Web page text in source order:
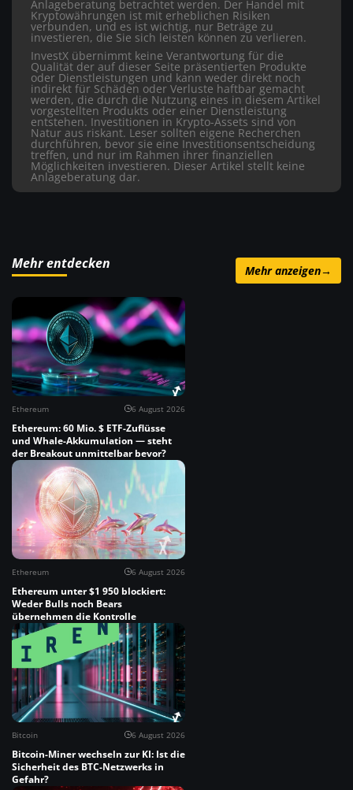
Anlageberatung betrachtet werden. Der Handel mit
Kryptowährungen ist mit erheblichen Risiken
verbunden, und es ist wichtig, nur Beträge zu
investieren, die Sie sich leisten können zu verlieren.
InvestX übernimmt keine Verantwortung für die
Qualität der auf dieser Seite präsentierten Produkte
oder Dienstleistungen und kann weder direkt noch
indirekt für Schäden oder Verluste haftbar gemacht
werden, die durch die Nutzung eines in diesem Artikel
vorgestellten Produkts oder einer Dienstleistung
entstehen. Investitionen in Krypto-Assets sind von
Natur aus riskant. Leser sollten eigene Recherchen
durchführen, bevor sie eine Investitionsentscheidung
treffen, und nur im Rahmen ihrer finanziellen
Möglichkeiten investieren. Dieser Artikel stellt keine
Anlageberatung dar.
Mehr entdecken Mehr anzeigen→
Ethereum 6 August 2026
Ethereum: 60 Mio. $ ETF-Zuflüsse
und Whale-Akkumulation — steht
der Breakout unmittelbar bevor?
Ethereum 6 August 2026
Ethereum unter $1 950 blockiert:
Weder Bulls noch Bears
übernehmen die Kontrolle
Bitcoin 6 August 2026
Bitcoin-Miner wechseln zur KI: Ist die
Sicherheit des BTC-Netzwerks in
Gefahr?